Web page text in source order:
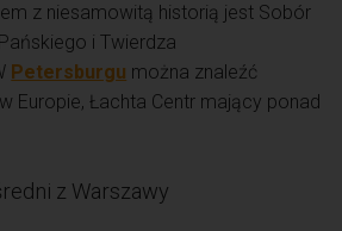
z niesamowitą historią jest Sobór
i Twierdza
Petersburgu można znaleźć
Europie, Łachta Centr mający ponad
z Warszawy